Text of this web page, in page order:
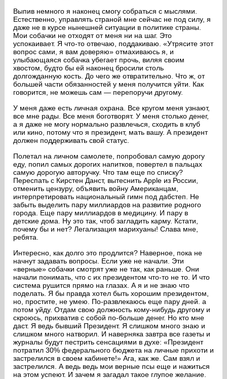
Выпив немного я наконец смогу собраться с мыслями.
Естественно, управлять страной мне сейчас не под силу, я
даже не в курсе нынешней ситуации в политике страны.
Мои собачки не отходят от меня ни на шаг. Это
успокаивает. Я что-то отвечаю, поддакиваю. «Утрясите этот
вопрос сами, я вам доверяю» отмахиваюсь я, и
улыбающаяся собачка убегает прочь, виляя своим
хвостом, будто бы ей наконец бросили столь
долгожданную кость. До чего же отвратительно. Что ж, от
большей части обязанностей у меня получится уйти. Как
говорится, не можешь сам — перепоручи другому.
У меня даже есть личная охрана. Все кругом меня узнают,
все мне рады. Все меня боготворят. У меня столько денег,
а я даже не могу нормально развлечься, сходить в клуб
или кино, потому что я президент, мать вашу. А президент
должен поддерживать свой статус.
Полетал на личном самолете, попробовал самую дорогу
еду, попил самых дорогих напитков, повертел в пальцах
самую дорогую авторучку. Что там еще по списку?
Переспать с Кирстен Данст, вытеснить Apple из России,
отменить цензуру, объявить войну Американцам,
интерпретировать национальный гимн под дабстеп. Не
забыть выделить пару миллиардов на развитие родного
города. Еще пару миллиардов в медицину. И пару в
детские дома. Ну это так, чтоб загладить карму. Кстати,
почему бы и нет? Легализация марихуаны! Слава мне,
ребята.
Интересно, как долго это продлится? Наверное, пока не
начнут задавать вопросы. Если уже не начали. Эти
«верные» собачки смотрят уже не так, как раньше. Они
начали понимать, что с их президентом что-то не то. И что
система рушится прямо на глазах. А я и не знаю что
поделать. Я бы правда хотел быть хорошим президентом,
но, простите, не умею. По-развлекаюсь еще пару дней. а
потом уйду. Отдам свою должность кому-нибудь другому и
скроюсь, прихватив с собой по-больше денег. Но кто мне
даст. Я ведь бывший Президент. Я слишком много знаю и
слишком много натворил. И наверняка завтра все газеты и
журналы будут пестрить сенсациями в духе: «Президент
потратил 30% федерального бюджета на личные прихоти и
застрелился в своем кабинете!» Ага, как же. Сам взял и
застрелился. А ведь ведь мои верные псы еще и нажиться
на этом успеют. И зачем я загадал такое глупое желание.